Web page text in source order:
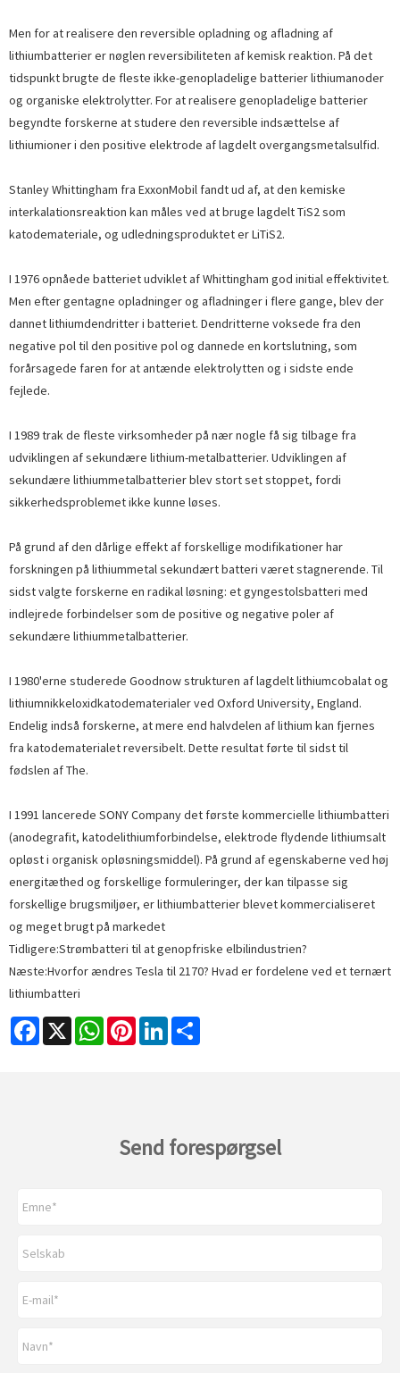
Men for at realisere den reversible opladning og afladning af
lithiumbatterier er nøglen reversibiliteten af ​​kemisk reaktion. På det
tidspunkt brugte de fleste ikke-genopladelige batterier lithiumanoder
og organiske elektrolytter. For at realisere genopladelige batterier
begyndte forskerne at studere den reversible indsættelse af
lithiumioner i den positive elektrode af lagdelt overgangsmetalsulfid.
Stanley Whittingham fra ExxonMobil fandt ud af, at den kemiske
interkalationsreaktion kan måles ved at bruge lagdelt TiS2 som
katodemateriale, og udledningsproduktet er LiTiS2.
I 1976 opnåede batteriet udviklet af Whittingham god initial effektivitet.
Men efter gentagne opladninger og afladninger i flere gange, blev der
dannet lithiumdendritter i batteriet. Dendritterne voksede fra den
negative pol til den positive pol og dannede en kortslutning, som
forårsagede faren for at antænde elektrolytten og i sidste ende
fejlede.
I 1989 trak de fleste virksomheder på nær nogle få sig tilbage fra
udviklingen af ​​sekundære lithium-metalbatterier. Udviklingen af ​​
sekundære lithiummetalbatterier blev stort set stoppet, fordi
sikkerhedsproblemet ikke kunne løses.
På grund af den dårlige effekt af forskellige modifikationer har
forskningen på lithiummetal sekundært batteri været stagnerende. Til
sidst valgte forskerne en radikal løsning: et gyngestolsbatteri med
indlejrede forbindelser som de positive og negative poler af
sekundære lithiummetalbatterier.
I 1980'erne studerede Goodnow strukturen af ​​lagdelt lithiumcobalat og
lithiumnikkeloxidkatodematerialer ved Oxford University, England.
Endelig indså forskerne, at mere end halvdelen af ​​lithium kan fjernes
fra katodematerialet reversibelt. Dette resultat førte til sidst til
fødslen af ​​The.
I 1991 lancerede SONY Company det første kommercielle lithiumbatteri
(anodegrafit, katodelithiumforbindelse, elektrode flydende lithiumsalt
opløst i organisk opløsningsmiddel). På grund af egenskaberne ved høj
energitæthed og forskellige formuleringer, der kan tilpasse sig
forskellige brugsmiljøer, er lithiumbatterier blevet kommercialiseret
og meget brugt på markedet
Tidligere:Strømbatteri til at genopfriske elbilindustrien?
Næste:Hvorfor ændres Tesla til 2170? Hvad er fordelene ved et ternært
lithiumbatteri
Facebook
X WhatsAppPinterestLinkedIn
Send forespørgsel